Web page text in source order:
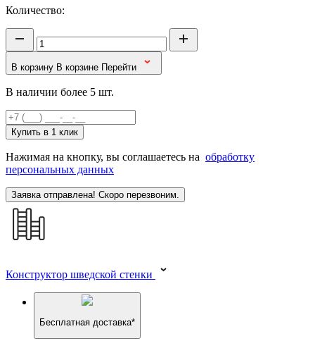
Количество:
В корзину В корзине Перейти
В наличии более 5 шт.
Купить в 1 клик
Нажимая на кнопку, вы соглашаетесь на обработку
персональных данных
Заявка отправлена! Скоро перезвоним.
Конструктор шведской стенки
Бесплатная доставка*